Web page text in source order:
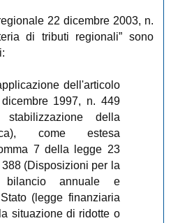
22 dicembre 2003, n.
di tributi regionali” sono
dell'articolo
1997, n. 449
della
come estesa
7 della legge 23
(Disposizioni per la
bilancio annuale e
(legge finanziaria
situazione di ridotte o